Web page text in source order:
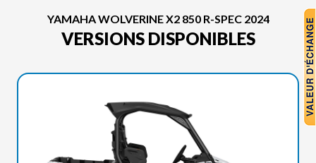
YAMAHA WOLVERINE X2 850 R-SPEC 2024
VERSIONS DISPONIBLES